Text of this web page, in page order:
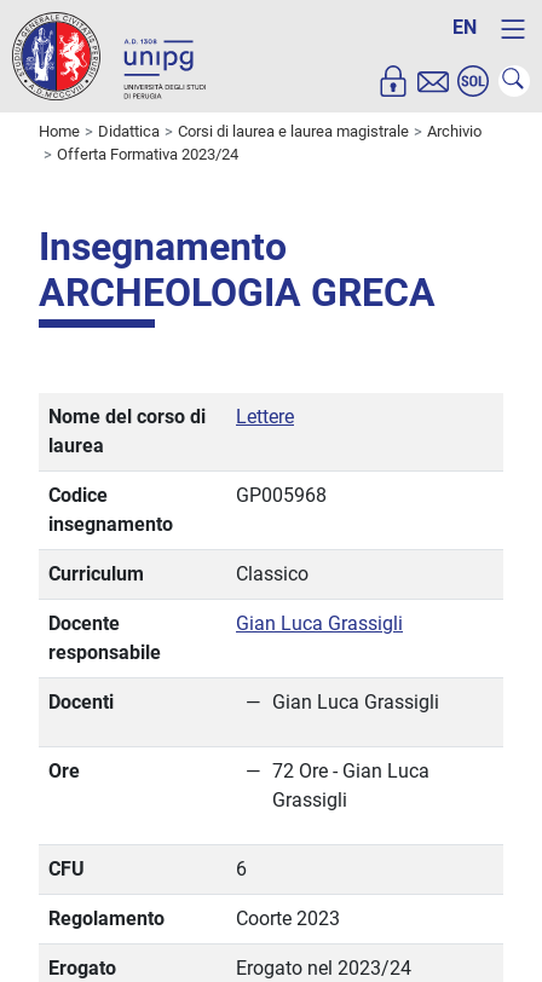
EN
Home Didattica Corsi di laurea e laurea magistrale
Archivio
Offerta Formativa 2023/24
Insegnamento
ARCHEOLOGIA GRECA
Nome del corso di
laurea
Lettere
Codice
insegnamento
GP005968
Curriculum Classico
Docente
responsabile
Gian Luca Grassigli
Docenti Gian Luca Grassigli
Ore
72 Ore - Gian Luca
Grassigli
CFU 6
Regolamento Coorte 2023
Erogato Erogato nel 2023/24